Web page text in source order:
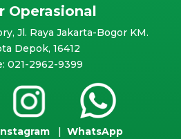
Operasional
Jl. Raya Jakarta-Bogor KM.
Depok, 16412
021-2962-9399
| WhatsApp